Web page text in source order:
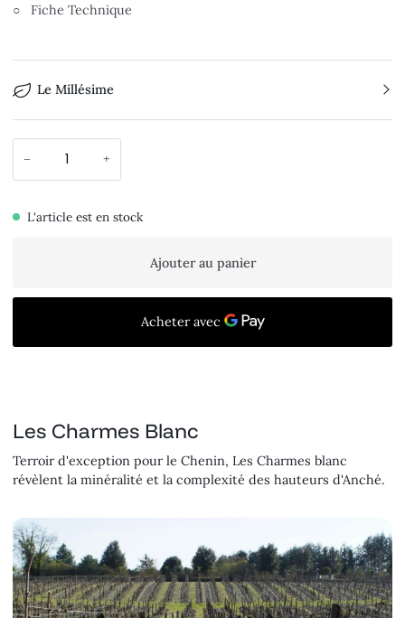
○ Fiche Technique
Le Millésime
− +
L'article est en stock
Ajouter au panier
Les Charmes Blanc
Terroir d'exception pour le Chenin, Les Charmes blanc
révèlent la minéralité et la complexité des hauteurs d'Anché.